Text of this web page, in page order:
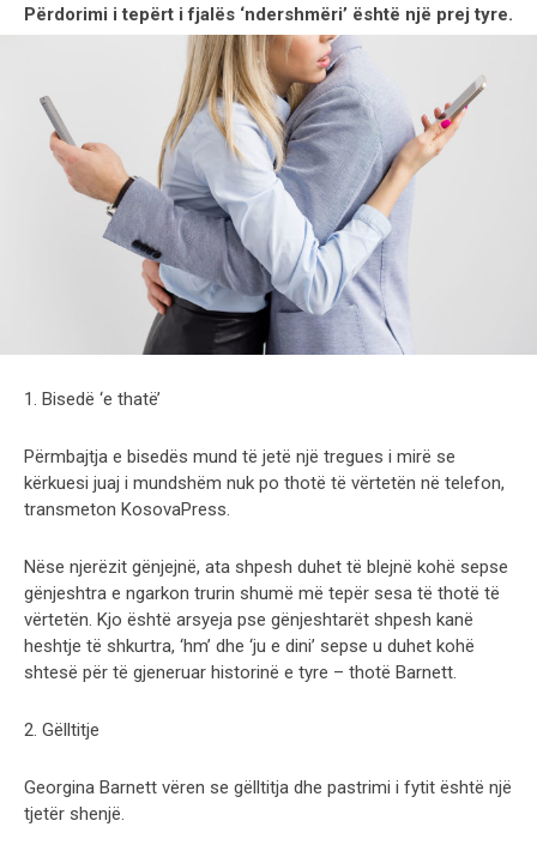
Përdorimi i tepërt i fjalës ‘ndershmëri’ është një prej tyre.
1. Bisedë ‘e thatë’
Përmbajtja e bisedës mund të jetë një tregues i mirë se
kërkuesi juaj i mundshëm nuk po thotë të vërtetën në telefon,
transmeton KosovaPress.
Nëse njerëzit gënjejnë, ata shpesh duhet të blejnë kohë sepse
gënjeshtra e ngarkon trurin shumë më tepër sesa të thotë të
vërtetën. Kjo është arsyeja pse gënjeshtarët shpesh kanë
heshtje të shkurtra, ‘hm’ dhe ‘ju e dini’ sepse u duhet kohë
shtesë për të gjeneruar historinë e tyre – thotë Barnett.
2. Gëlltitje
Georgina Barnett vëren se gëlltitja dhe pastrimi i fytit është një
tjetër shenjë.